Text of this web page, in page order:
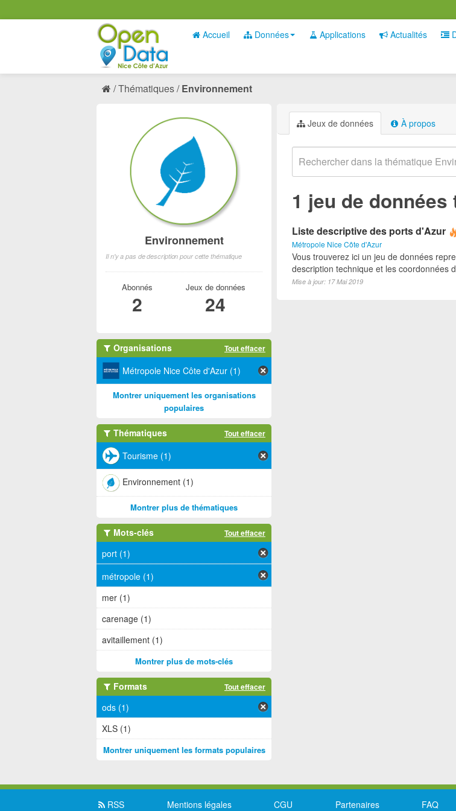
Accueil Données Applications Actualités
Thématiques Environnement
Jeux de données À propos
1 jeu de données
Liste descriptive des ports d'Azur
Métropole Nice Côte d'Azur
Vous trouverez ici un jeu de données
description technique et les coordonnées
Mise à jour: 17 Mai 2019
Environnement
Il n'y a pas de description pour cette thématique
Abonnés
2
Jeux de données
24
Organisations Tout effacer
Métropole Nice Côte d'Azur (1)
Montrer uniquement les organisations
populaires
Thématiques Tout effacer
Tourisme (1)
Environnement (1)
Montrer plus de thématiques
Mots-clés Tout effacer
port (1)
métropole (1)
mer (1)
carenage (1)
avitaillement (1)
Montrer plus de mots-clés
Formats Tout effacer
ods (1)
XLS (1)
Montrer uniquement les formats populaires
RSS Mentions légales CGU Partenaires FAQ